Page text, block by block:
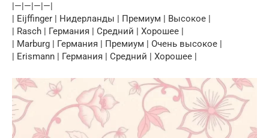
|—|—|—|—|
| Eijffinger | Нидерланды | Премиум | Высокое |
| Rasch | Германия | Средний | Хорошее |
| Marburg | Германия | Премиум | Очень высокое |
| Erismann | Германия | Средний | Хорошее |